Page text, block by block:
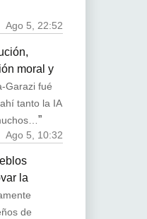
Ago 5, 22:52
moral y
Garazi fué
tanto la IA
”
Ago 5, 10:32
la
de